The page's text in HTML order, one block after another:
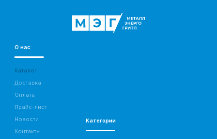
О нас
Каталог
Доставка
Оплата
Прайс-лист
Новости
Контакты
Категории